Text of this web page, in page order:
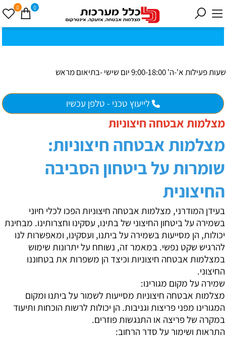
כ
ת
וב
ת
ינ
ו:ז
ב
וט
ינ
ס
קי1
8
0ב
נ
י ב
ר
ק
שעות פעילות א'-ה' 9:00-18:00 יום שישי -בתיאום מראש
0 0
לייעוץ טכני - טלפן עכשיו
מצלמות אבטחה חיצוניות
מצלמות אבטחה חיצוניות:
שומרות על ביטחון הסביבה
החיצונית
בעידן המודרני, מצלמות אבטחה חיצוניות הפכו לכלי חיוני
בשמירה על ביטחון החיצוני של בתינו, עסקינו וחצרותינו. מבחינת
יכולות, הן מסייעות בשמירה על ביתנו, ועסקינו, ומאפשרות לנו
להרגיש שקט נפשי. במאמר זה, נשוחח על יתרונות שימוש
במצלמות אבטחה חיצוניות וכיצד הן משפרות את בטחוננו
החיצוני.
שמירה על מקום מגורינו:
מצלמות אבטחה חיצוניות מסייעות לשמור על ביתנו ומקום
המגורינו מפני פריצות וגניבות. הן יכולות לרשות הוכחות ותיעוד
במקרה של פריצה או התנגשות פוזרים.
התראות ושימור על סדר הרחוב: